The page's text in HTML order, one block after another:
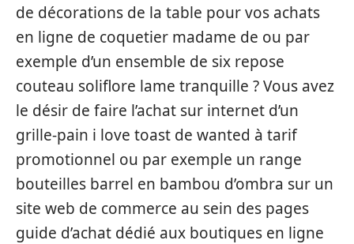
de décorations de la table pour vos achats
en ligne de coquetier madame de ou par
exemple d’un ensemble de six repose
couteau soliflore lame tranquille ? Vous avez
le désir de faire l’achat sur internet d’un
grille-pain i love toast de wanted à tarif
promotionnel ou par exemple un range
bouteilles barrel en bambou d’ombra sur un
site web de commerce au sein des pages
guide d’achat dédié aux boutiques en ligne